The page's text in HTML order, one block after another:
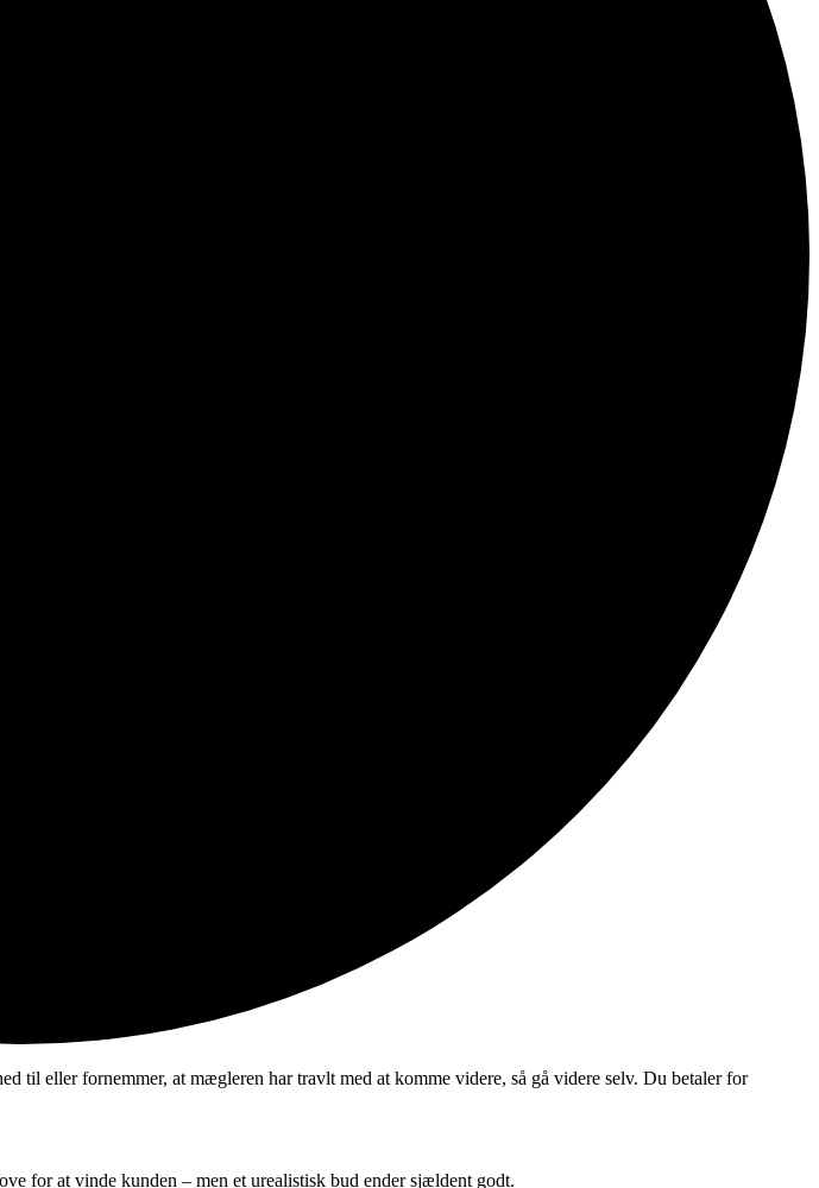
til eller fornemmer, at mægleren har travlt med at komme videre, så gå videre selv. Du betaler for
for at vinde kunden – men et urealistisk bud ender sjældent godt.